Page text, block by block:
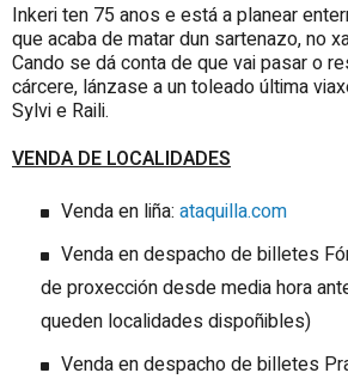
Inkeri ten 75 anos e está a planear
que acaba de matar dun sartenazo, no
Cando se dá conta de que vai pasar o
cárcere, lánzase a un toleado última
Sylvi e Raili.
VENDA DE LOCALIDADES
Venda en liña: ataquilla.com
Venda en despacho de billetes
de proxección desde media hora
queden localidades dispoñibles)
Venda en despacho de billetes